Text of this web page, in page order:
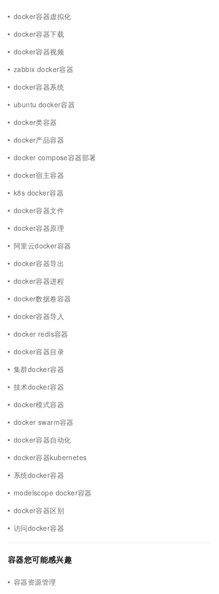
docker容器虚拟化
docker容器下载
docker容器视频
zabbix docker容器
docker容器系统
ubuntu docker容器
docker类容器
docker产品容器
docker compose容器部署
docker宿主容器
k8s docker容器
docker容器文件
docker容器原理
阿里云docker容器
docker容器导出
docker容器进程
docker数据卷容器
docker容器导入
docker redis容器
docker容器目录
集群docker容器
技术docker容器
docker模式容器
docker swarm容器
docker容器自动化
docker容器kubernetes
系统docker容器
modelscope docker容器
docker容器区别
访问docker容器
容器您可能感兴趣
容器资源管理